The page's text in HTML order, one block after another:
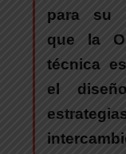
para su
que la
técnica
el